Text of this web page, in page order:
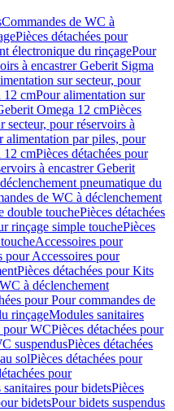
Commandes de WC à
Pièces détachées pour
électronique du rinçagePour
à encastrer Geberit Sigma
sur secteur, pour
12 cmPour alimentation sur
Omega 12 cmPièces
secteur, pour réservoirs à
alimentation par piles, pour
12 cmPièces détachées pour
à encastrer Geberit
pneumatique du
de WC à déclenchement
double touchePièces détachées
rinçage simple touchePièces
Accessoires pour
pour Accessoires pour
Pièces détachées pour Kits
à déclenchement
pour Pour commandes de
rinçageModules sanitaires
pour WCPièces détachées pour
suspendusPièces détachées
solPièces détachées pour
pour
pour bidetsPièces
bidetsPour bidets suspendus